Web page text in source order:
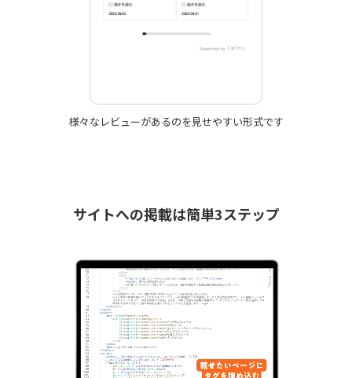
様々なレビューがあるのを見せやすい形式です
サイトへの掲載は簡単3ステップ